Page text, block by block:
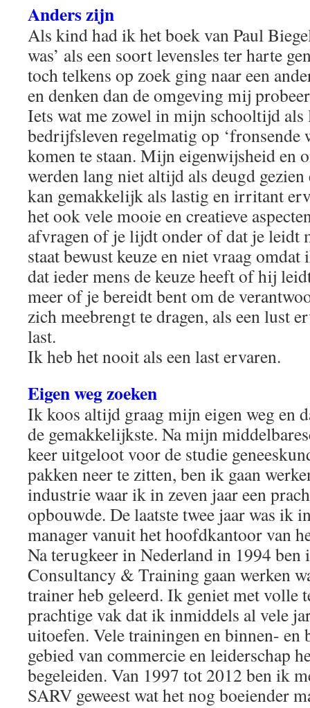
Anders zijn
Als kind had ik het boek van Paul
was’ als een soort levensles ter harte
toch telkens op zoek ging naar een
en denken dan de omgeving mij
Iets wat me zowel in mijn schooltijd als
bedrijfsleven regelmatig op ‘fronsende
komen te staan. Mijn eigenwijsheid en
werden lang niet altijd als deugd
kan gemakkelijk als lastig en irritant
het ook vele mooie en creatieve
afvragen of je lijdt onder of dat je leidt
staat bewust keuze en niet vraag
dat ieder mens de keuze heeft of hij
meer of je bereidt bent om de
zich meebrengt te dragen, als een lust
last.
Ik heb het nooit als een last ervaren.
Eigen weg zoeken
Ik koos altijd graag mijn eigen weg en
de gemakkelijkste. Na mijn
keer uitgeloot voor de studie
pakken neer te zitten, ben ik gaan
industrie waar ik in zeven jaar een
opbouwde. De laatste twee jaar was ik
manager vanuit het hoofdkantoor van
Na terugkeer in Nederland in 1994
Consultancy & Training gaan werken
trainer heb geleerd. Ik geniet met volle
prachtige vak dat ik inmiddels al vele
uitoefen. Vele trainingen en binnen- en
gebied van commercie en leiderschap
begeleiden. Van 1997 tot 2012 ben ik
SARV geweest wat het nog boeiender